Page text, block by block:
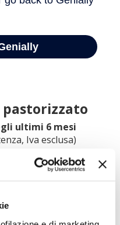
ultimi 6 mesi
Iva esclusa)